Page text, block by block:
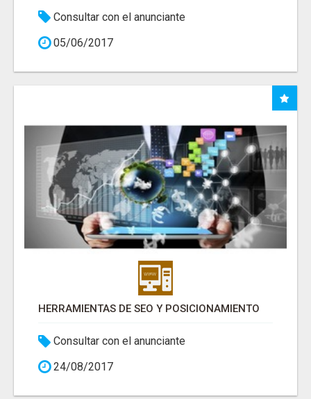
Consultar con el anunciante
05/06/2017
HERRAMIENTAS DE SEO Y POSICIONAMIENTO
Consultar con el anunciante
24/08/2017